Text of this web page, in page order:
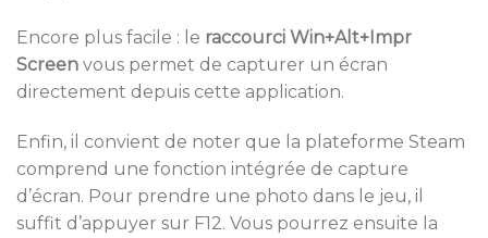
Encore plus facile : le raccourci Win+Alt+Impr
Screen vous permet de capturer un écran
directement depuis cette application.
Enfin, il convient de noter que la plateforme Steam
comprend une fonction intégrée de capture
d’écran. Pour prendre une photo dans le jeu, il
suffit d’appuyer sur F12. Vous pourrez ensuite la